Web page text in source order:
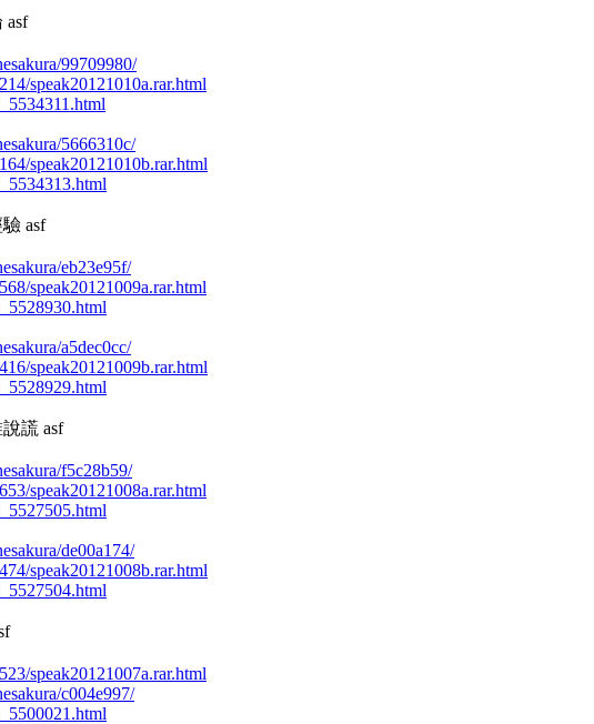
asf
99709980/
speak20121010a.rar.html
5666310c/
speak20121010b.rar.html
asf
eb23e95f/
speak20121009a.rar.html
a5dec0cc/
speak20121009b.rar.html
謊 asf
f5c28b59/
speak20121008a.rar.html
de00a174/
speak20121008b.rar.html
speak20121007a.rar.html
c004e997/